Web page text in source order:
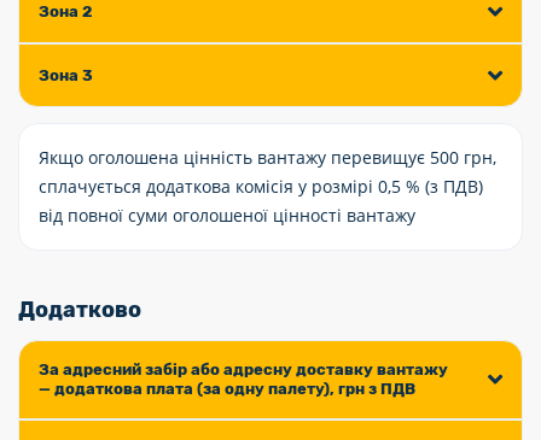
Зона 2
Зона 3
Якщо оголошена цінність вантажу перевищує 500 грн,
сплачується додаткова комісія у розмірі 0,5 % (з ПДВ)
від повної суми оголошеної цінності вантажу
Додатково
За адресний забір або адресну доставку вантажу
— додаткова плата (за одну палету), грн з ПДВ